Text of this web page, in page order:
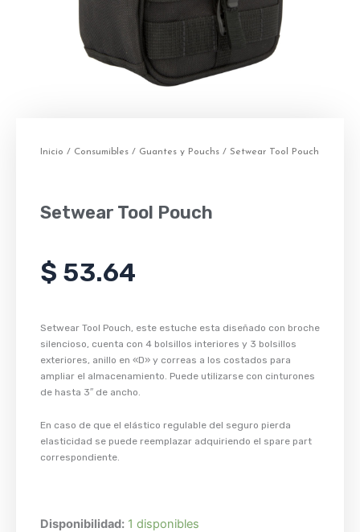
Inicio / Consumibles / Guantes y Pouchs / Setwear Tool Pouch
Setwear Tool Pouch
$ 53.64
Setwear Tool Pouch, este estuche esta diseñado con broche
silencioso, cuenta con 4 bolsillos interiores y 3 bolsillos
exteriores, anillo en «D» y correas a los costados para
ampliar el almacenamiento. Puede utilizarse con cinturones
de hasta 3″ de ancho.
En caso de que el elástico regulable del seguro pierda
elasticidad se puede reemplazar adquiriendo el spare part
correspondiente.
Disponibilidad: 1 disponibles
Setwear